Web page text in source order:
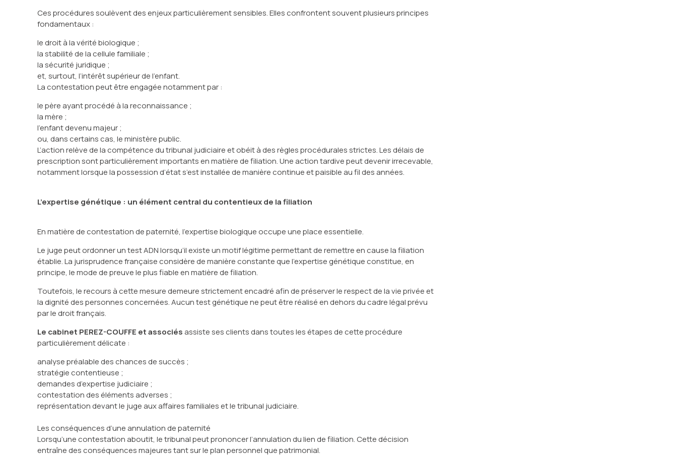
Ces procédures soulèvent des enjeux particulièrement sensibles. Elles confrontent souvent plusieurs principes
fondamentaux :
le droit à la vérité biologique ;
la stabilité de la cellule familiale ;
la sécurité juridique ;
et, surtout, l’intérêt supérieur de l’enfant.
La contestation peut être engagée notamment par :
le père ayant procédé à la reconnaissance ;
la mère ;
l’enfant devenu majeur ;
ou, dans certains cas, le ministère public.
L’action relève de la compétence du tribunal judiciaire et obéit à des règles procédurales strictes. Les délais de
prescription sont particulièrement importants en matière de filiation. Une action tardive peut devenir irrecevable,
notamment lorsque la possession d’état s’est installée de manière continue et paisible au fil des années.
L’expertise génétique : un élément central du contentieux de la filiation
En matière de contestation de paternité, l’expertise biologique occupe une place essentielle.
Le juge peut ordonner un test ADN lorsqu’il existe un motif légitime permettant de remettre en cause la filiation
établie. La jurisprudence française considère de manière constante que l’expertise génétique constitue, en
principe, le mode de preuve le plus fiable en matière de filiation.
Toutefois, le recours à cette mesure demeure strictement encadré afin de préserver le respect de la vie privée et
la dignité des personnes concernées. Aucun test génétique ne peut être réalisé en dehors du cadre légal prévu
par le droit français.
Le cabinet PEREZ-COUFFE et associésassiste ses clients dans toutes les étapes de cette procédure
particulièrement délicate :
analyse préalable des chances de succès ;
stratégie contentieuse ;
demandes d’expertise judiciaire ;
contestation des éléments adverses ;
représentation devant le juge aux affaires familiales et le tribunal judiciaire.
Les conséquences d’une annulation de paternité
Lorsqu’une contestation aboutit, le tribunal peut prononcer l’annulation du lien de filiation. Cette décision
entraîne des conséquences majeures tant sur le plan personnel que patrimonial.